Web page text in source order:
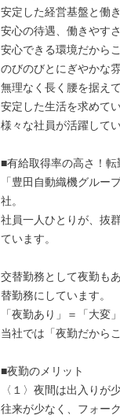
安定した経営基盤と働
安心の待遇、働きやす
安心できる環境だからこ
のびのびとにぎやかな
無理なく長く腰を据え
安定した生活を求めて
様々な社員が活躍してい
■有給取得率の高さ！転
「豊田自動織機グルー
社。
社員一人ひとりが、抜
ています。
交替勤務として夜勤も
替勤務にしています。
「夜勤あり」＝「大変
当社では「夜勤だから
■夜勤のメリット
〈１〉夜間は出入りが
往来が少なく、フォー